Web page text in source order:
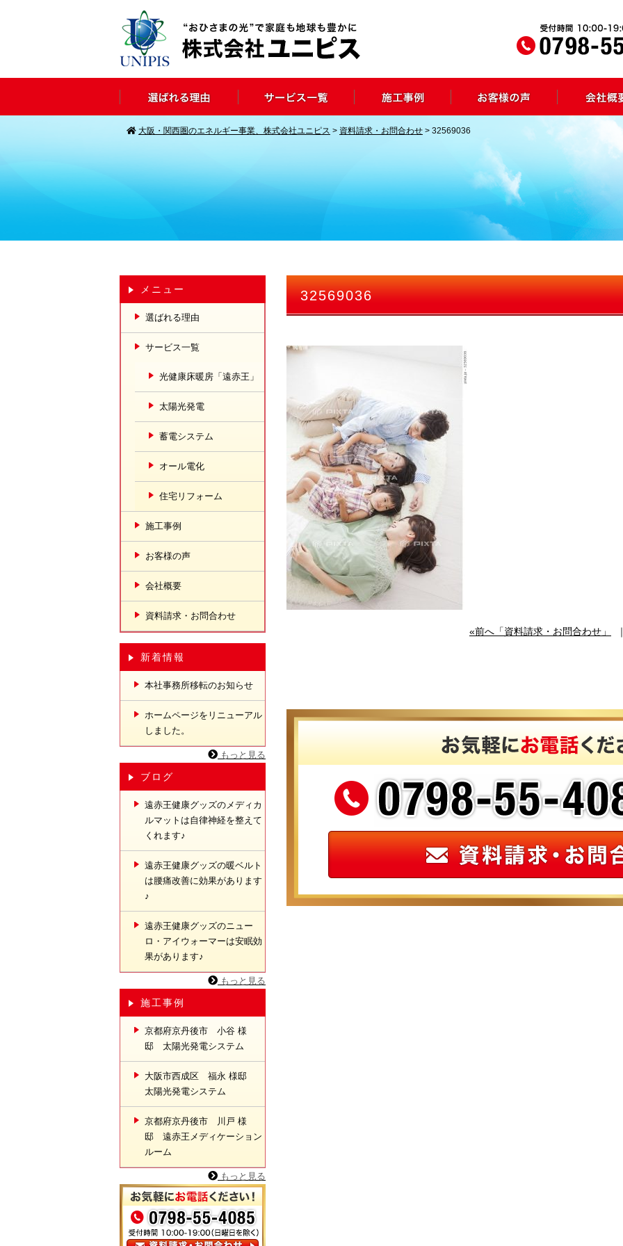
大阪・関西圏のエネルギー事業、株式会社ユニピス > 資料請求・お問合わせ > 32569036
32569036
«前へ「資料請求・お問合わせ」
メニュー
選ばれる理由
サービス一覧
光健康床暖房「遠赤王」
太陽光発電
蓄電システム
オール電化
住宅リフォーム
施工事例
お客様の声
会社概要
資料請求・お問合わせ
新着情報
本社事務所移転のお知らせ
ホームページをリニューアル
しました。
もっと見る
ブログ
遠赤王健康グッズのメディカ
ルマットは自律神経を整えて
くれます♪
遠赤王健康グッズの暖ベルト
は腰痛改善に効果があります
♪
遠赤王健康グッズのニュー
ロ・アイウォーマーは安眠効
果があります♪
もっと見る
施工事例
京都府京丹後市 小谷 様
邸 太陽光発電システム
大阪市西成区 福永 様邸
太陽光発電システム
京都府京丹後市 川戸 様
邸 遠赤王メディケーション
ルーム
もっと見る